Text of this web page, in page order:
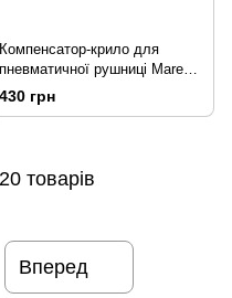
Компенсатор-крило для
пневматичної рушниці Mares
Syrano (Pelengas) під
звужений ресивер
430 грн
товарів
Вперед